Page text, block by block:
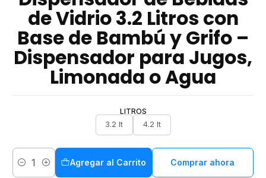
de Vidrio 3.2 Litros con
Base de Bambú y Grifo –
Dispensador para Jugos,
Limonada o Agua
LITROS
3.2 lt
4.2 lt
Cantidad
Agregar al Carrito Comprar ahora